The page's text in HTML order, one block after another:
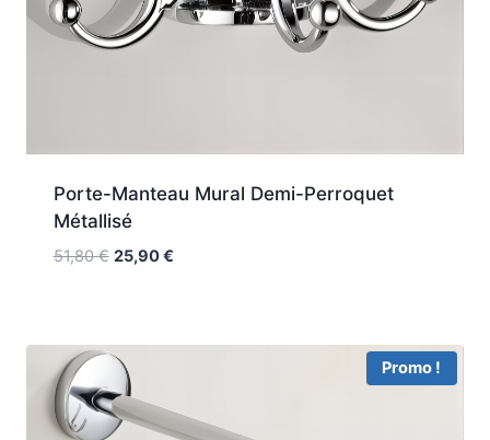
Porte-Manteau Mural Demi-Perroquet
Métallisé
51,80€ Le
51,80 €.
25,90€Le
Promo !